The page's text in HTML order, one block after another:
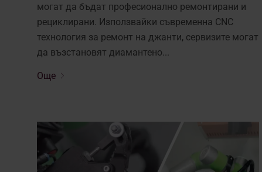
могат да бъдат професионално ремонтирани и
рециклирани. Използвайки съвременна CNC
технология за ремонт на джанти, сервизите могат
да възстановят диамантено...
Още